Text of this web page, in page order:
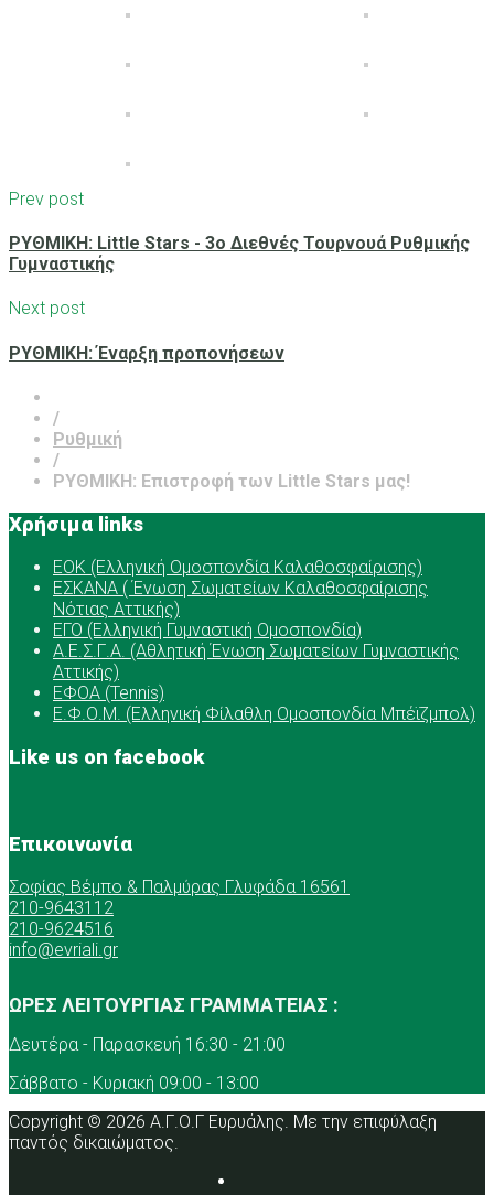
Prev post
ΡΥΘΜΙΚΗ: Little Stars - 3ο Διεθνές Τουρνουά Ρυθμικής
Γυμναστικής
Next post
ΡΥΘΜΙΚΗ: Έναρξη προπονήσεων
/
Ρυθμική
/
ΡΥΘΜΙΚΗ: Επιστροφή των Little Stars μας!
Χρήσιμα links
ΕOK (Ελληνική Ομοσπονδία Καλαθοσφαίρισης)
ΕΣΚΑΝΑ ( Ένωση Σωματείων Καλαθοσφαίρισης
Νότιας Αττικής)
ΕΓΟ (Ελληνική Γυμναστική Ομοσπονδία)
Α.Ε.Σ.Γ.Α. (Αθλητική Ένωση Σωματείων Γυμναστικής
Αττικής)
ΕΦΟΑ (Tennis)
Ε.Φ.Ο.Μ. (Ελληνική Φίλαθλη Ομοσπονδία Μπέϊζμπολ)
Like us on facebook
Επικοινωνία
Σοφίας Βέμπο & Παλμύρας Γλυφάδα 16561
210-9643112
210-9624516
info@evriali.gr
ΩΡΕΣ ΛΕΙΤΟΥΡΓΙΑΣ ΓΡΑΜΜΑΤΕΙΑΣ :
Δευτέρα - Παρασκευή 16:30 - 21:00
Σάββατο - Κυριακή 09:00 - 13:00
Copyright © 2026 Α.Γ.Ο.Γ Ευρυάλης. Με την επιφύλαξη
παντός δικαιώματος.